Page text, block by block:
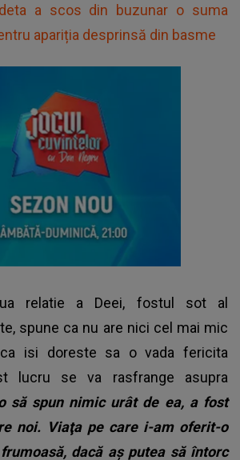
a scos din buzunar o suma
apariția desprinsă din basme
relatie a Deei, fostul sot al
spune ca nu are nici cel mai mic
isi doreste sa o vada fericita
lucru se va rasfrange asupra
să spun nimic urât de ea, a fost
noi. Viaţa pe care i-am oferit-o
dacă aş putea să întorc